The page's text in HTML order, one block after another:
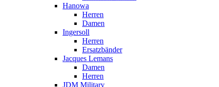
Hanowa
Herren
Damen
Ingersoll
Herren
Ersatzbänder
Jacques Lemans
Damen
Herren
JDM Military